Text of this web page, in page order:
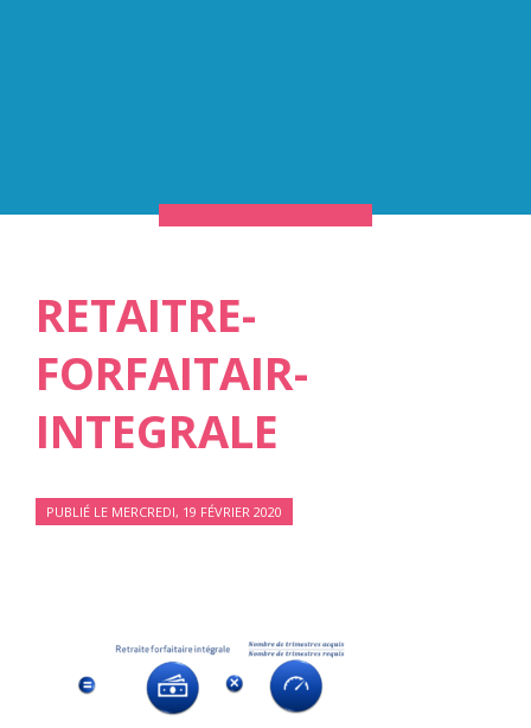
RETAITRE-
FORFAITAIR-
INTEGRALE
PUBLIÉ LE MERCREDI, 19 FÉVRIER 2020